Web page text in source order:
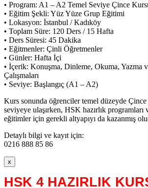
• Program: A1 – A2 Temel Seviye Çince
• Eğitim Şekli: Yüz Yüze Grup Eğitimi
• Lokasyon: İstanbul / Kadıköy
• Toplam Süre: 120 Ders / 15 Hafta
• Ders Süresi: 45 Dakika
• Eğitmenler: Çinli Öğretmenler
• Günler: Hafta İçi
• İçerik: Konuşma, Dinleme, Okuma, Yazma
Çalışmaları
• Seviye: Başlangıç (A1 – A2)
Kurs sonunda öğrenciler temel düzeyde
seviyeye ulaşırken, HSK hazırlık programları
eğitimler için gerekli altyapıyı da kazanmış
Detaylı bilgi ve kayıt için:
0216 888 85 86
x
HSK 4 HAZIRLIK